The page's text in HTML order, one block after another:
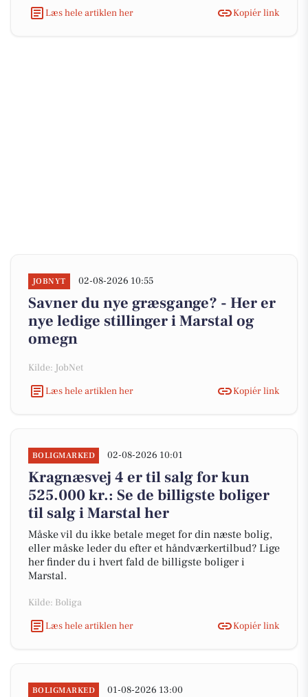
Læs hele artiklen her Kopiér link
JOBNYT 02-08-2026 10:55
Savner du nye græsgange? - Her er
nye ledige stillinger i Marstal og
omegn
Kilde: JobNet
Læs hele artiklen her
Kopiér link
BOLIGMARKED 02-08-2026 10:01
Kragnæsvej 4 er til salg for kun
525.000 kr.: Se de billigste boliger
til salg i Marstal her
Måske vil du ikke betale meget for din næste bolig,
eller måske leder du efter et håndværkertilbud? Lige
her finder du i hvert fald de billigste boliger i
Marstal.
Kilde: Boliga
Læs hele artiklen her
Kopiér link
BOLIGMARKED 01-08-2026 13:00